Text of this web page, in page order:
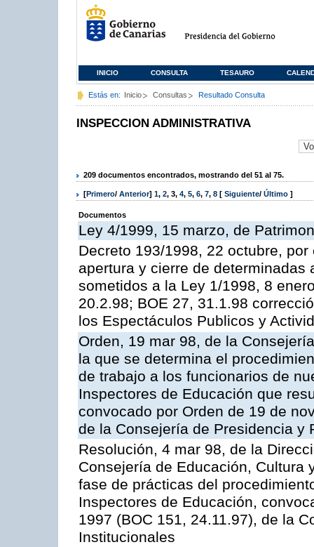
INICIO CONSULTA TESAURO
Estás en: Inicio Consultas Resultado Consulta
INSPECCION ADMINISTRATIVA
209 documentos encontrados, mostrando del 51 al 75.
[Primero/ Anterior] 1, 2, 3, 4, 5, 6, 7, 8 [ Siguiente/ Último ]
Documentos
Ley 4/1999, 15 marzo, de
Decreto 193/1998, 22 octubre,
apertura y cierre de
sometidos a la Ley 1/1998, 8
20.2.98; BOE 27, 31.1.98
los Espectáculos Publicos y
Orden, 19 mar 98, de la
la que se determina el
de trabajo a los funcionarios de
Inspectores de Educación que
convocado por Orden de 19 de
de la Consejería de Presidencia y
Resolución, 4 mar 98, de la
Consejería de Educación, Cultura
fase de prácticas del
Inspectores de Educación,
1997 (BOC 151, 24.11.97), de la
Institucionales